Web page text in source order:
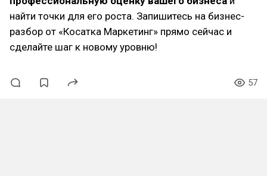
найти точки для его роста. Запишитесь на бизнес-
разбор от «Косатка Маркетинг» прямо сейчас и
сделайте шаг к новому уровню!
57